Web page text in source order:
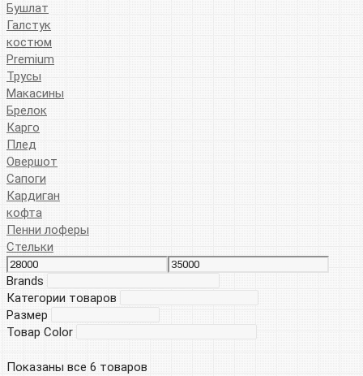
Бушлат
Галстук
костюм
Premium
Трусы
Макасины
Брелок
Карго
Плед
Овершот
Сапоги
Кардиган
кофта
Пенни лоферы
Стельки
Brands
Категории товаров
Размер
Товар Color
Показаны все 6 товаров